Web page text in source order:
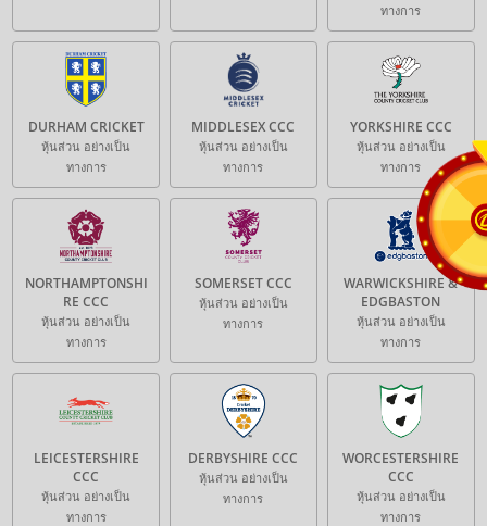
ทางการ
DURHAM CRICKET
หุ้นส่วน อย่างเป็น
ทางการ
MIDDLESEX CCC
หุ้นส่วน อย่างเป็น
ทางการ
YORKSHIRE CCC
หุ้นส่วน อย่างเป็น
ทางการ
NORTHAMPTONSHI
RE CCC
หุ้นส่วน อย่างเป็น
ทางการ
SOMERSET CCC
หุ้นส่วน อย่างเป็น
ทางการ
WARWICKSHIRE &
EDGBASTON
หุ้นส่วน อย่างเป็น
ทางการ
LEICESTERSHIRE
CCC
หุ้นส่วน อย่างเป็น
ทางการ
DERBYSHIRE CCC
หุ้นส่วน อย่างเป็น
ทางการ
WORCESTERSHIRE
CCC
หุ้นส่วน อย่างเป็น
ทางการ